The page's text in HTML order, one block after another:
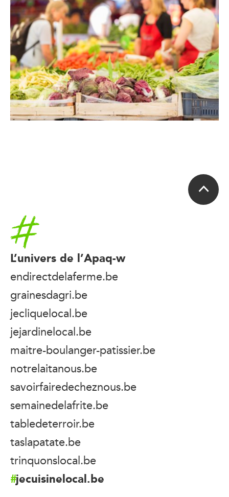
Accueil
L’univers de l’Apaq-w
endirectdelaferme.be
grainesdagri.be
jecliquelocal.be
jejardinelocal.be
maitre-boulanger-patissier.be
notrelaitanous.be
savoirfairedecheznous.be
semainedelafrite.be
tabledeterroir.be
taslapatate.be
trinquonslocal.be
jecuisinelocal.be